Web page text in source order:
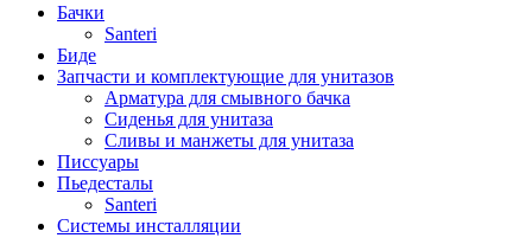
Бачки
Santeri
Биде
Запчасти и комплектующие для унитазов
Арматура для смывного бачка
Сиденья для унитаза
Сливы и манжеты для унитаза
Писсуары
Пьедесталы
Santeri
Системы инсталляции